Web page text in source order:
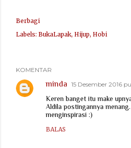
Berbagi
Labels: BukaLapak Hijup Hobi
KOMENTAR
minda 15 Desember 2016
Keren banget itu make
Aldila postingannya
menginspirasi :)
BALAS